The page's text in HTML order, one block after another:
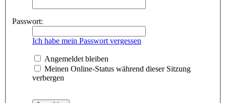
Passwort:
Ich habe mein Passwort vergessen
Angemeldet bleiben
Meinen Online-Status während dieser Sitzung
verbergen